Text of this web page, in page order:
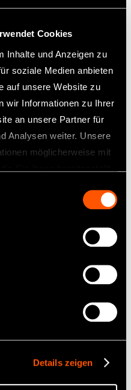
Cookies
Inhalte und Anzeigen zu
soziale Medien anbieten
auf unsere Website zu
wir Informationen zu Ihrer
an unsere Partner für
Analysen weiter. Unsere
möglicherweise mit
Details zeigen
vermutlich das größte Lebewesen
befindet sich ein ganzes Dorf
Die dort lebenden Vögel helfen,
zu putzen!
Wert auf die Pflege ihrer
ein Elefant, der auf der Insel lebt.
auf Bällen, verkleidet sich als Clown
eigenen Zirkus zu leiten, um
schönes Lächeln zu haben, putzt